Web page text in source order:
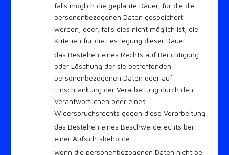
falls möglich die geplante Dauer, für die die
personenbezogenen Daten gespeichert
werden, oder, falls dies nicht möglich ist, die
Kriterien für die Festlegung dieser Dauer
das Bestehen eines Rechts auf Berichtigung
oder Löschung der sie betreffenden
personenbezogenen Daten oder auf
Einschränkung der Verarbeitung durch den
Verantwortlichen oder eines
Widerspruchsrechts gegen diese Verarbeitung
das Bestehen eines Beschwerderechts bei
einer Aufsichtsbehörde
wenn die personenbezogenen Daten nicht bei